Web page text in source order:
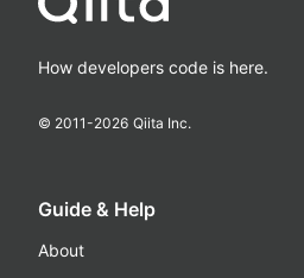
How developers code is here.
© 2011-2026 Qiita Inc.
Guide & Help
About